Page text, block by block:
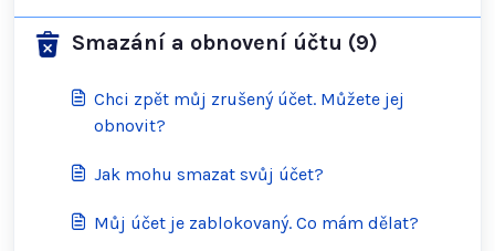
Smazání a obnovení účtu (9)
Chci zpět můj zrušený účet. Můžete jej
obnovit?
Jak mohu smazat svůj účet?
Můj účet je zablokovaný. Co mám dělat?